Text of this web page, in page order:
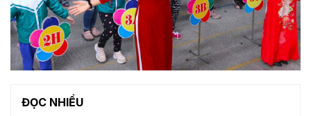
ĐỌC NHIỀU